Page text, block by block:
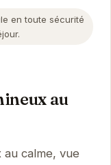
en toute sécurité
au
au calme, vue